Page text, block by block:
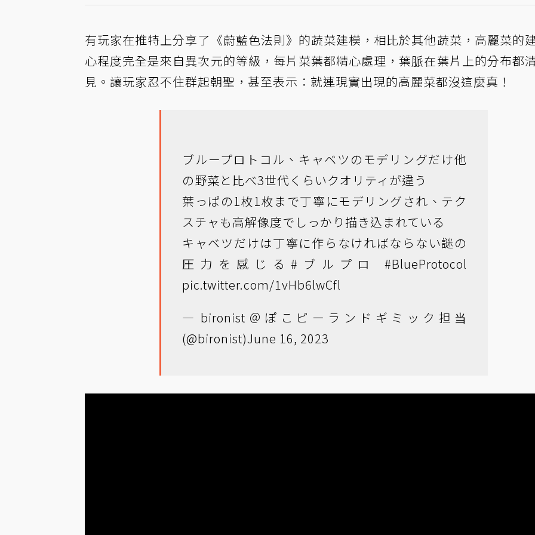
有玩家在推特上分享了《蔚藍色法則》的蔬菜建模，相比於其他蔬菜，高麗菜的
心程度完全是來自異次元的等級，每片菜葉都精心處理，葉脈在葉片上的分布都
見。讓玩家忍不住群起朝聖，甚至表示：就連現實出現的高麗菜都沒這麼真！
ブループロトコル、キャベツのモデリングだけ他
の野菜と比べ3世代くらいクオリティが違う
葉っぱの1枚1枚まで丁寧にモデリングされ、テク
スチャも高解像度でしっかり描き込まれている
キャベツだけは丁寧に作らなければならない謎の
圧力を感じる #ブルプロ
#BlueProtocol
pic.twitter.com/1vHb6lwCfl
— bironist＠ぽこピーランドギミック担当
(@bironist)June 16, 2023